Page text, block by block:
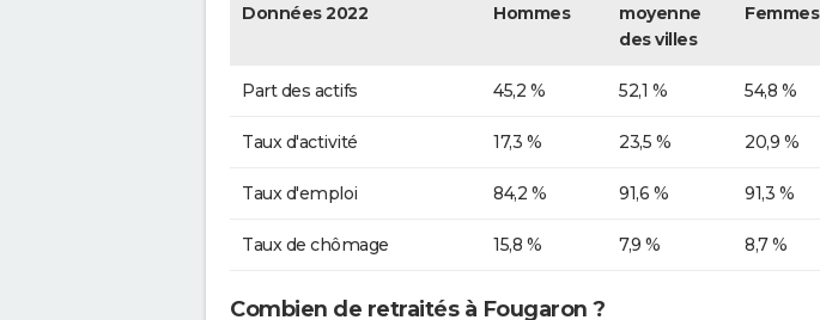
Données 2022 Hommes
moyenne
des villes
Femmes
Part des actifs 45,2 % 52,1 % 54,8 %
Taux d'activité 17,3 % 23,5 % 20,9 %
Taux d'emploi 84,2 % 91,6 % 91,3 %
Taux de chômage 15,8 % 7,9 % 8,7 %
Combien de retraités à Fougaron ?